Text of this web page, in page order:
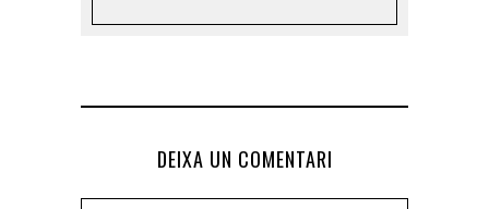
DEIXA UN COMENTARI